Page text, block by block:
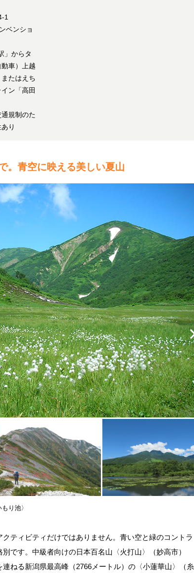
1
ベンショ
」からタ
車）上越
たはえち
ン「高田
規制のた
り
。青空に映える美しい夏山
り池〉
ティビティだけではありません。青い空と緑のコントラ
です。中級者向けの日本百名山〈火打山〉（妙高市）
ねる新潟県最高峰（2766メートル）の〈小蓮華山〉（糸